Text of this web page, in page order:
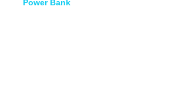
Power Bank